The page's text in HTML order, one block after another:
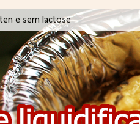
e sem lactose